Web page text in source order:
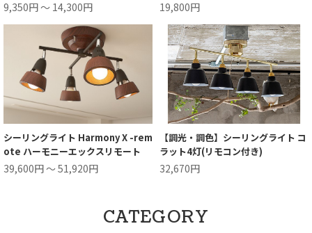
9,350円 ～ 14,300円 19,800円
シーリングライト Harmony X -rem
ote ハーモニーエックスリモート
39,600円 ～ 51,920円
【調光・調色】シーリングライト コ
ラット4灯(リモコン付き)
32,670円
CATEGORY